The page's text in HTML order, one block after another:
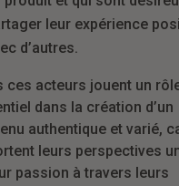
leur expérience
d’autres.
ces acteurs jouent un
dans la création d’un
authentique et varié,
leurs perspectives
passion à travers leurs